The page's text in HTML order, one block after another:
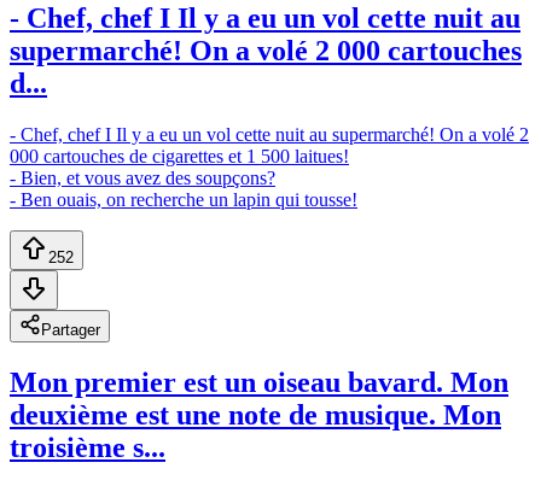
- Chef, chef I Il y a eu un vol cette nuit au
supermarché! On a volé 2 000 cartouches
d...
- Chef, chef I Il y a eu un vol cette nuit au supermarché! On a volé 2
000 cartouches de cigarettes et 1 500 laitues!
- Bien, et vous avez des soupçons?
- Ben ouais, on recherche un lapin qui tousse!
252
Partager
Mon premier est un oiseau bavard. Mon
deuxième est une note de musique. Mon
troisième s...